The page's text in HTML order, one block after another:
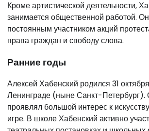
Кроме артистической деятельности,
занимается общественной работой.
постоянным участником акций
права граждан и свободу слова.
Ранние годы
Алексей Хабенский родился 31
Ленинграде (ныне Санкт-Петербург).
проявлял большой интерес к
игре. В школе Хабенский активно